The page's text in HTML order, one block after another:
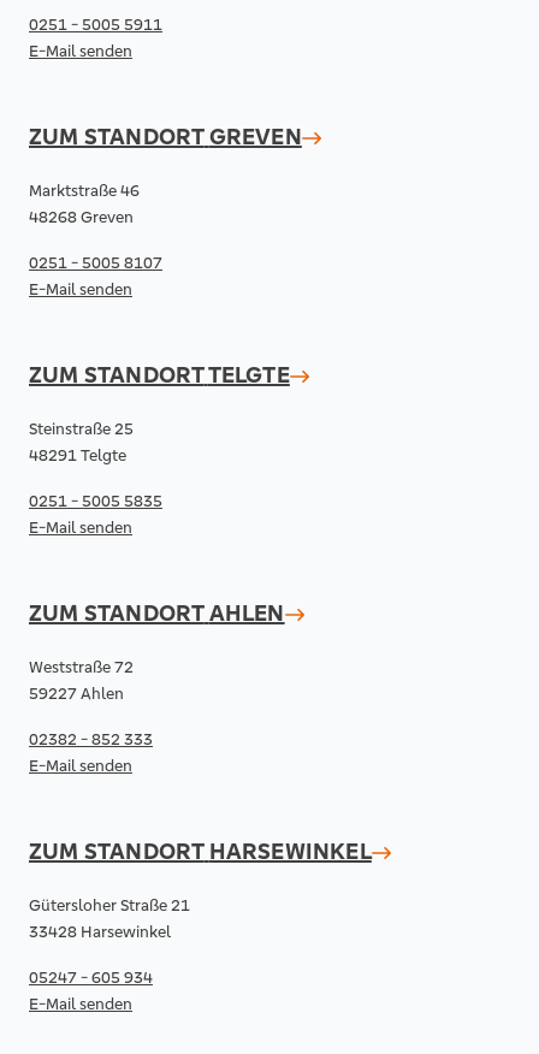
0251 - 5005 5911
E-Mail senden
ZUM STANDORTGREVEN
Marktstraße 46
48268 Greven
0251 - 5005 8107
E-Mail senden
ZUM STANDORTTELGTE
Steinstraße 25
48291 Telgte
0251 - 5005 5835
E-Mail senden
ZUM STANDORTAHLEN
Weststraße 72
59227 Ahlen
02382 - 852 333
E-Mail senden
ZUM STANDORT HARSEWINKEL
Gütersloher Straße 21
33428 Harsewinkel
05247 - 605 934
E-Mail senden